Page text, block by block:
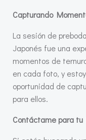
Capturando
La sesión de
Japonés fue una
momentos de
en cada foto, y
oportunidad de
para ellos.
Contáctame para tu